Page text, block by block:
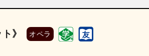
》 オペラ